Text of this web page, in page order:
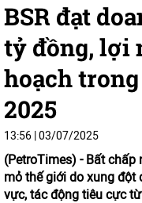
BSR đạt
tỷ đồng, lợi
hoạch
2025
13:56 | 03/07/2025
(PetroTimes) - Bất chấp
mỏ thế giới do xung đột
vực, tác động tiêu cực